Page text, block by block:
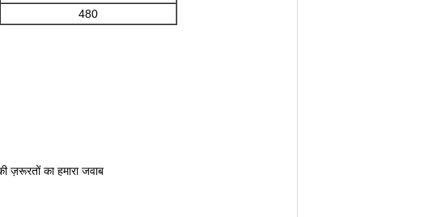
480
ज़रूरतों का हमारा जवाब